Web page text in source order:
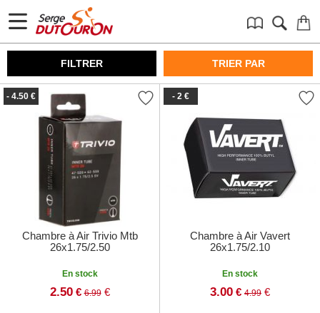
FILTRER TRIER PAR
- 4.50 €
Chambre à Air Trivio Mtb
26x1.75/2.50
En stock
2.50 € 6.99€
- 2 €
Chambre à Air Vavert
26x1.75/2.10
En stock
3.00 € 4.99 €